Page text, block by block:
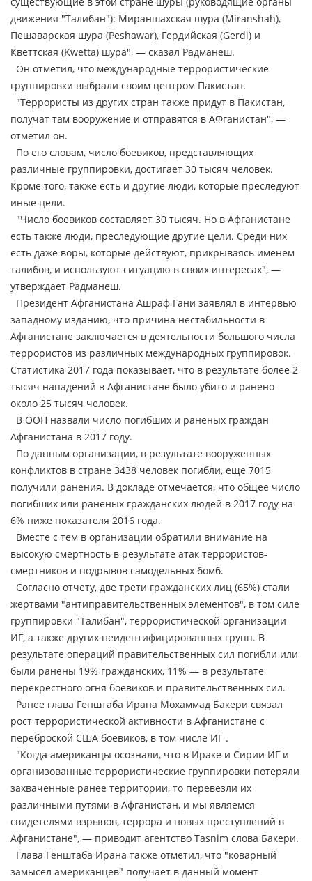
движения "Талибан"): Мираншахская шура (Miranshah),
Пешаварская шура (Peshawar), Гердийская (Gerdi) и
Кветтская (Kwetta) шура", — сказал Радманеш.
Он отметил, что международные террористические
группировки выбрали своим центром Пакистан.
"Террористы из других стран также придут в Пакистан,
получат там вооружение и отправятся в АФганистан", —
отметил он.
По его словам, число боевиков, представляющих
различные группировки, достигает 30 тысяч человек.
Кроме того, также есть и другие люди, которые преследуют
иные цели.
"Число боевиков составляет 30 тысяч. Но в Афганистане
есть также люди, преследующие другие цели. Среди них
есть даже воры, которые действуют, прикрываясь именем
талибов, и используют ситуацию в своих интересах", —
утверждает Радманеш.
Президент Афганистана Ашраф Гани заявлял в интервью
западному изданию, что причина нестабильности в
Афганистане заключается в деятельности большого числа
террористов из различных международных группировок.
Статистика 2017 года показывает, что в результате более 2
тысяч нападений в Афганистане было убито и ранено
около 25 тысяч человек.
В ООН назвали число погибших и раненых граждан
Афганистана в 2017 году.
По данным организации, в результате вооруженных
конфликтов в стране 3438 человек погибли, еще 7015
получили ранения. В докладе отмечается, что общее число
погибших или раненых гражданских людей в 2017 году на
6% ниже показателя 2016 года.
Вместе с тем в организации обратили внимание на
высокую смертность в результате атак террористов-
смертников и подрывов самодельных бомб.
Согласно отчету, две трети гражданских лиц (65%) стали
жертвами "антиправительственных элементов", в том силе
группировки "Талибан", террористической организации
ИГ, а также других неидентифицированных групп. В
результате операций правительственных сил погибли или
были ранены 19% гражданских, 11% — в результате
перекрестного огня боевиков и правительственных сил.
Ранее глава Генштаба Ирана Мохаммад Бакери связал
рост террористической активности в Афганистане с
переброской США боевиков, в том числе ИГ .
"Когда американцы осознали, что в Ираке и Сирии ИГ и
организованные террористические группировки потеряли
захваченные ранее территории, то перевезли их
различными путями в Афганистан, и мы являемся
свидетелями взрывов, террора и новых преступлений в
Афганистане", — приводит агентство Tasnim слова Бакери.
Глава Генштаба Ирана также отметил, что "коварный
замысел американцев" получает в данный момент